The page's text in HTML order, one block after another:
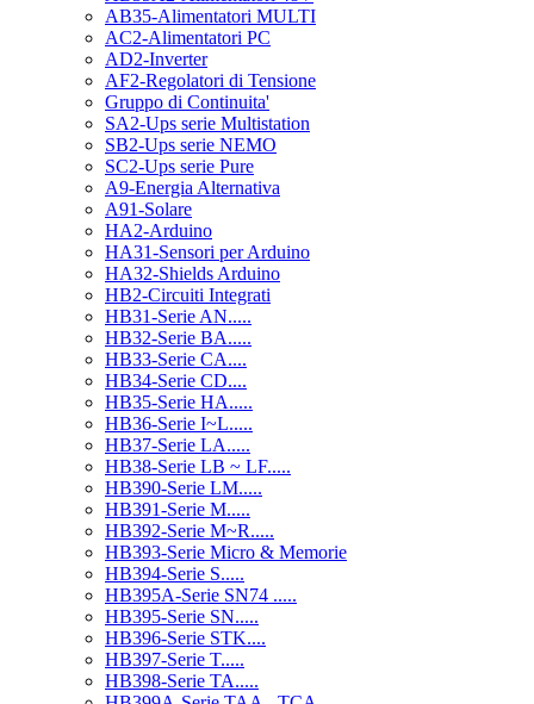
AB35-Alimentatori MULTI
AC2-Alimentatori PC
AD2-Inverter
AF2-Regolatori di Tensione
Gruppo di Continuita'
SA2-Ups serie Multistation
SB2-Ups serie NEMO
SC2-Ups serie Pure
A9-Energia Alternativa
A91-Solare
HA2-Arduino
HA31-Sensori per Arduino
HA32-Shields Arduino
HB2-Circuiti Integrati
HB31-Serie AN.....
HB32-Serie BA.....
HB33-Serie CA....
HB34-Serie CD....
HB35-Serie HA.....
HB36-Serie I~L.....
HB37-Serie LA.....
HB38-Serie LB ~ LF.....
HB390-Serie LM.....
HB391-Serie M.....
HB392-Serie M~R.....
HB393-Serie Micro & Memorie
HB394-Serie S.....
HB395A-Serie SN74 .....
HB395-Serie SN.....
HB396-Serie STK....
HB397-Serie T.....
HB398-Serie TA.....